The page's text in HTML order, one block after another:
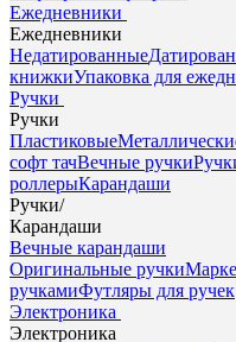
Ежедневники
Ежедневники
Недатированные
книжкиУпаковка для
Ручки
Ручки
Пластиковые
софт тачВечные ручки
роллерыКарандаши
Ручки/
Карандаши
Вечные карандаши
Оригинальные ручки
ручкамиФутляры для ручек
Электроника
Электроника